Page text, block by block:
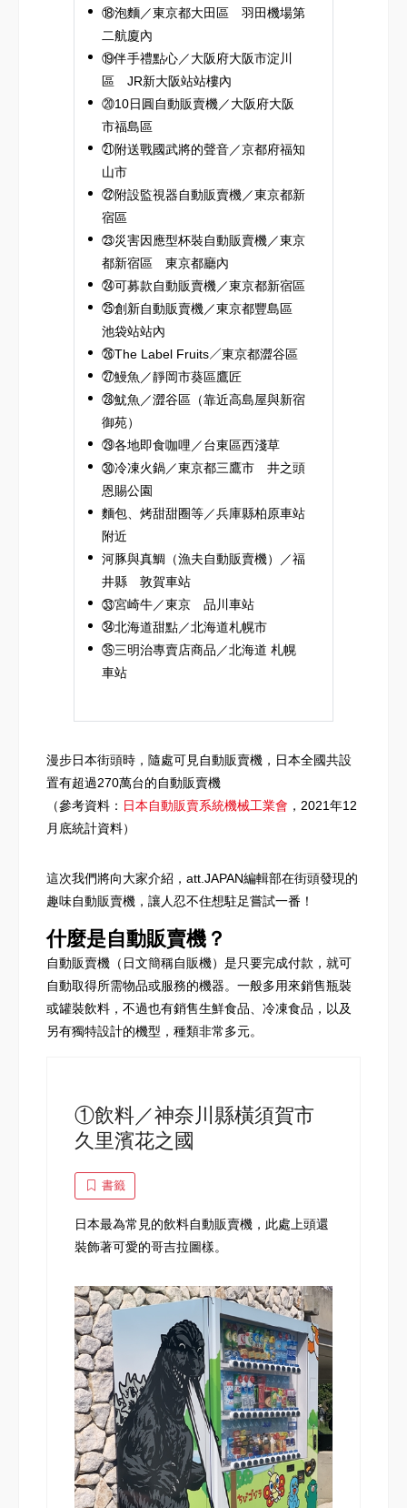
⑱泡麵／東京都大田區 羽田機場第
二航廈內
⑲伴手禮點心／大阪府大阪市淀川
區 JR新大阪站站樓內
⑳10日圓自動販賣機／大阪府大阪
市福島區
㉑附送戰國武將的聲音／京都府福知
山市
㉒附設監視器自動販賣機／東京都新
宿區
㉓災害因應型杯裝自動販賣機／東京
都新宿區 東京都廳內
㉔可募款自動販賣機／東京都新宿區
㉕創新自動販賣機／東京都豐島區
池袋站站內
㉖The Label Fruits／東京都澀谷區
㉗鰻魚／靜岡市葵區鷹匠
㉘魷魚／澀谷區（靠近高島屋與新宿
御苑）
㉙各地即食咖哩／台東區西淺草
㉚冷凍火鍋／東京都三鷹市 井之頭
恩賜公園
麵包、烤甜甜圈等／兵庫縣柏原車站
附近
河豚與真鯛（漁夫自動販賣機）／福
井縣 敦賀車站
㉝宮崎牛／東京 品川車站
㉞北海道甜點／北海道札幌市
㉟三明治專賣店商品／北海道 札幌
車站
漫步日本街頭時，隨處可見自動販賣機，日本全國共設
置有超過270萬台的自動販賣機
（參考資料： 日本自動販賣系統機械工業會 ，2021年12
月底統計資料）
這次我們將向大家介紹，att.JAPAN編輯部在街頭發現的
趣味自動販賣機，讓人忍不住想駐足嘗試一番！
什麼是自動販賣機？
自動販賣機（日文簡稱自販機）是只要完成付款，就可
自動取得所需物品或服務的機器。一般多用來銷售瓶裝
或罐裝飲料，不過也有銷售生鮮食品、冷凍食品，以及
另有獨特設計的機型，種類非常多元。
①飲料／神奈川縣橫須賀市
久里濱花之國
書籤
日本最為常見的飲料自動販賣機，此處上頭還
裝飾著可愛的哥吉拉圖樣。